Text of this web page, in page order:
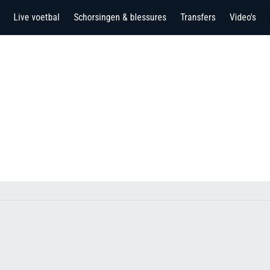
Live voetbal Schorsingen & blessures Transfers Video's